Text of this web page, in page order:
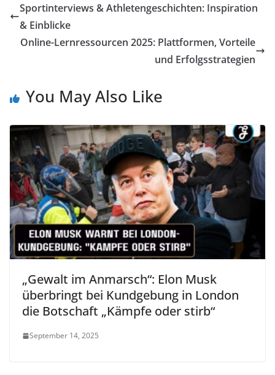
Sportinterviews & Athletengeschichten: Inspiration
& Einblicke
Online-Lernressourcen 2025: Plattformen, Vorteile
und Erfolgsstrategien
You May Also Like
„Gewalt im Anmarsch“: Elon Musk
überbringt bei Kundgebung in London
die Botschaft „Kämpfe oder stirb“
September 14, 2025